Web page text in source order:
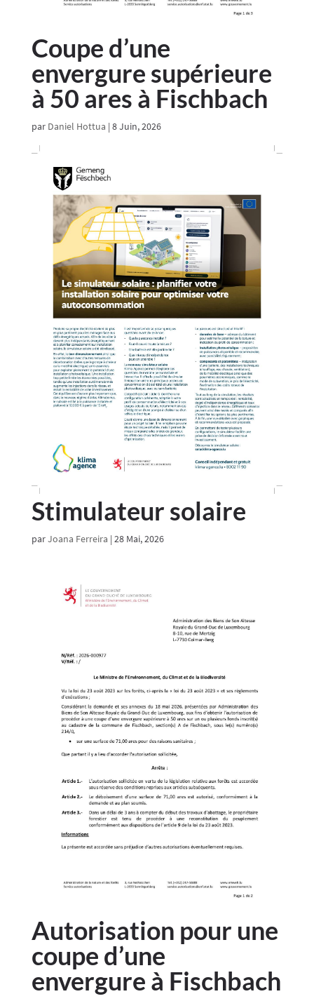
Coupe d’une
envergure supérieure
à 50 ares à Fischbach
par Daniel Hottua | 8 Juin, 2026
Stimulateur solaire
parJoana Ferreira | 28 Mai, 2026
Autorisation pour une
coupe d’une
envergure à Fischbach